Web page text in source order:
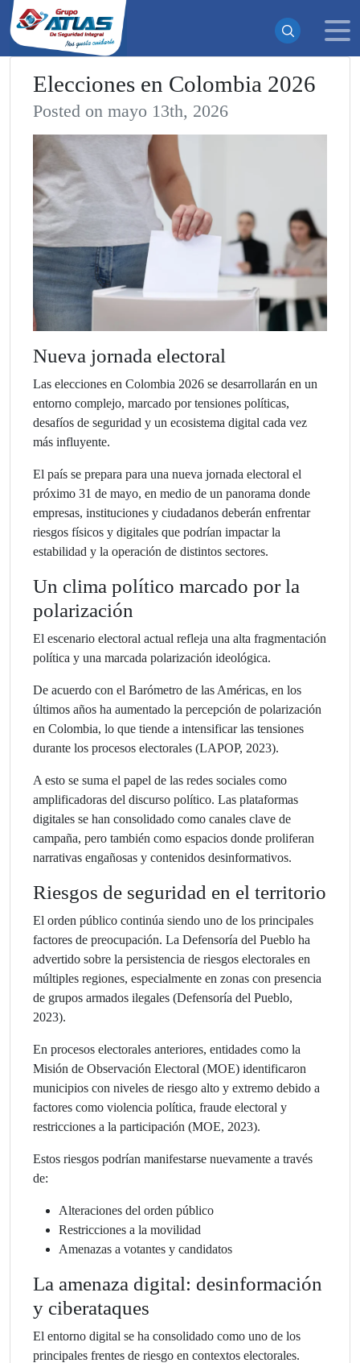
Elecciones en Colombia 2026
Posted on mayo 13th, 2026
Nueva jornada electoral
Las elecciones en Colombia 2026 se desarrollarán en un
entorno complejo, marcado por tensiones políticas,
desafíos de seguridad y un ecosistema digital cada vez
más influyente.
El país se prepara para una nueva jornada electoral el
próximo 31 de mayo, en medio de un panorama donde
empresas, instituciones y ciudadanos deberán enfrentar
riesgos físicos y digitales que podrían impactar la
estabilidad y la operación de distintos sectores.
Un clima político marcado por la
polarización
El escenario electoral actual refleja una alta fragmentación
política y una marcada polarización ideológica.
De acuerdo con el Barómetro de las Américas, en los
últimos años ha aumentado la percepción de polarización
en Colombia, lo que tiende a intensificar las tensiones
durante los procesos electorales (LAPOP, 2023).
A esto se suma el papel de las redes sociales como
amplificadoras del discurso político. Las plataformas
digitales se han consolidado como canales clave de
campaña, pero también como espacios donde proliferan
narrativas engañosas y contenidos desinformativos.
Riesgos de seguridad en el territorio
El orden público continúa siendo uno de los principales
factores de preocupación. La Defensoría del Pueblo ha
advertido sobre la persistencia de riesgos electorales en
múltiples regiones, especialmente en zonas con presencia
de grupos armados ilegales (Defensoría del Pueblo,
2023).
En procesos electorales anteriores, entidades como la
Misión de Observación Electoral (MOE) identificaron
municipios con niveles de riesgo alto y extremo debido a
factores como violencia política, fraude electoral y
restricciones a la participación (MOE, 2023).
Estos riesgos podrían manifestarse nuevamente a través
de:
Alteraciones del orden público
Restricciones a la movilidad
Amenazas a votantes y candidatos
La amenaza digital: desinformación
y ciberataques
El entorno digital se ha consolidado como uno de los
principales frentes de riesgo en contextos electorales.
¡Suscrito exitosamente!
Ahora recibirás todas nuestras actualizaciones y noticias
directamente en tu bandeja de entrada. ¡No te pierdas
ninguna novedad!
Continuar